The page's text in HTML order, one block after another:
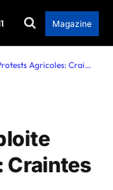
Magazine
Renversement Gouvernement
Craintes